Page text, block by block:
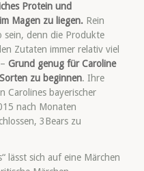
Protein und
Magen zu liegen.Rein
sein, denn die Produkte
Zutaten immer relativ viel
Grund genug für Caroline
zu beginnen. Ihre
Carolines bayerischer
nach Monaten
3Bears zu
lässt sich auf eine Märchen